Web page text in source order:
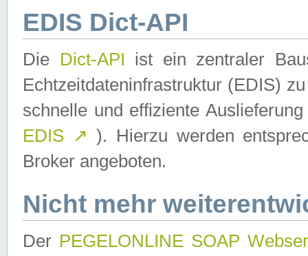
EDIS Dict-API
Die Dict-API ist ein zentraler
Echtzeitdateninfrastruktur (EDIS)
schnelle und effiziente
EDIS ↗ ). Hierzu werden
Broker angeboten.
Nicht mehr
Der PEGELONLINE SOAP